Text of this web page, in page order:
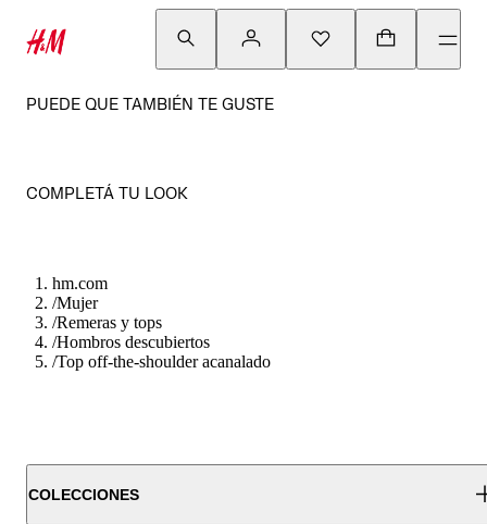
PUEDE QUE TAMBIÉN TE GUSTE
COMPLETÁ TU LOOK
hm.com
/Mujer
/Remeras y tops
/Hombros descubiertos
/Top off-the-shoulder acanalado
COLECCIONES